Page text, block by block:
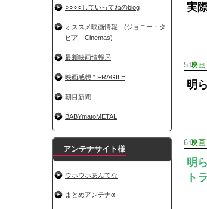
実
5:映
明
6:映
明
ト
○○○○していってねのblog
オススメ映画情報 (ジョニー・タ
ピア Cinemas)
最新映画情報局
映画感想 * FRAGILE
朝目新聞
BABYmatoMETAL
アンテナサイト様
ウホウホあんてな
まとめアンテナα